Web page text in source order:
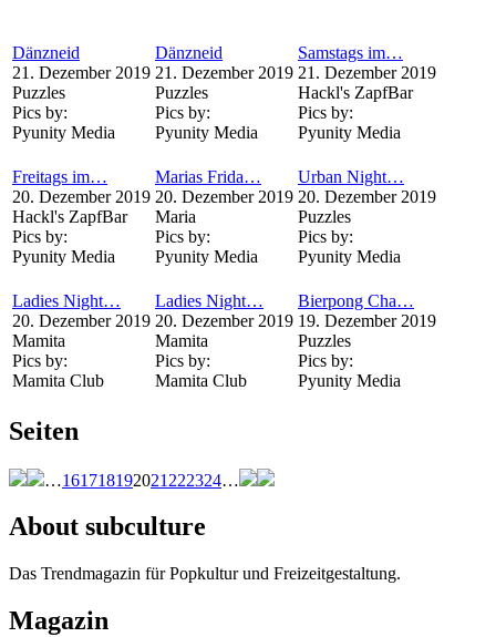
Dänzneid
21. Dezember 2019
Puzzles
Pics by:
Pyunity Media
Dänzneid
21. Dezember 2019
Puzzles
Pics by:
Pyunity Media
Samstags im…
21. Dezember 2019
Hackl's ZapfBar
Pics by:
Pyunity Media
Freitags im…
20. Dezember 2019
Hackl's ZapfBar
Pics by:
Pyunity Media
Marias Frida…
20. Dezember 2019
Maria
Pics by:
Pyunity Media
Urban Night…
20. Dezember 2019
Puzzles
Pics by:
Pyunity Media
Ladies Night…
20. Dezember 2019
Mamita
Pics by:
Mamita Club
Ladies Night…
20. Dezember 2019
Mamita
Pics by:
Mamita Club
Bierpong Cha…
19. Dezember 2019
Puzzles
Pics by:
Pyunity Media
Seiten
…161718192021 222324…
About subculture
Das Trendmagazin für Popkultur und Freizeitgestaltung.
Magazin